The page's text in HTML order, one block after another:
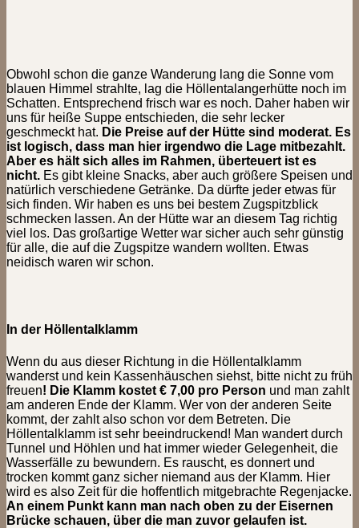
Obwohl schon die ganze Wanderung lang die Sonne vom
blauen Himmel strahlte, lag die Höllentalangerhütte noch im
Schatten. Entsprechend frisch war es noch. Daher haben wir
uns für heiße Suppe entschieden, die sehr lecker
geschmeckt hat. Die Preise auf der Hütte sind moderat. Es
ist logisch, dass man hier irgendwo die Lage mitbezahlt.
Aber es hält sich alles im Rahmen, überteuert ist es
nicht. Es gibt kleine Snacks, aber auch größere Speisen und
natürlich verschiedene Getränke. Da dürfte jeder etwas für
sich finden. Wir haben es uns bei bestem Zugspitzblick
schmecken lassen. An der Hütte war an diesem Tag richtig
viel los. Das großartige Wetter war sicher auch sehr günstig
für alle, die auf die Zugspitze wandern wollten. Etwas
neidisch waren wir schon.
In der Höllentalklamm
Wenn du aus dieser Richtung in die Höllentalklamm
wanderst und kein Kassenhäuschen siehst, bitte nicht zu früh
freuen! Die Klamm kostet € 7,00 pro Person und man zahlt
am anderen Ende der Klamm. Wer von der anderen Seite
kommt, der zahlt also schon vor dem Betreten. Die
Höllentalklamm ist sehr beeindruckend! Man wandert durch
Tunnel und Höhlen und hat immer wieder Gelegenheit, die
Wasserfälle zu bewundern. Es rauscht, es donnert und
trocken kommt ganz sicher niemand aus der Klamm. Hier
wird es also Zeit für die hoffentlich mitgebrachte Regenjacke.
An einem Punkt kann man nach oben zu der Eisernen
Brücke schauen, über die man zuvor gelaufen ist.